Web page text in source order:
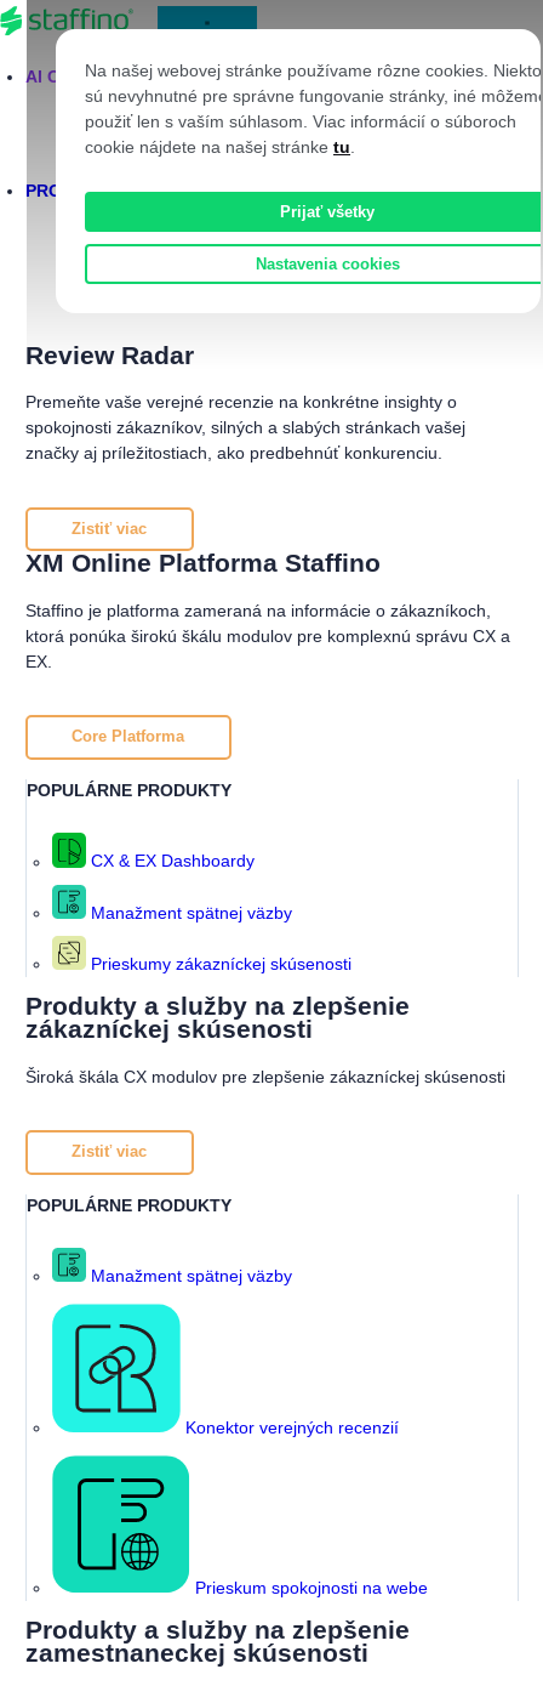
Skip to content
AI CORTEX
PRODUKTY
Close Produkty
Review Radar
Premeňte vaše verejné recenzie na konkrétne insighty o
spokojnosti zákazníkov, silných a slabých stránkach vašej
značky aj príležitostiach, ako predbehnúť konkurenciu.
Zistiť viac
XM Online Platforma Staffino
Staffino je platforma zameraná na informácie o zákazníkoch,
ktorá ponúka širokú škálu modulov pre komplexnú správu CX a
EX.
Core Platforma
POPULÁRNE PRODUKTY
CX & EX Dashboardy
Manažment spätnej väzby
Prieskumy zákazníckej skúsenosti
Produkty a služby na zlepšenie
zákazníckej skúsenosti
Široká škála CX modulov pre zlepšenie zákazníckej skúsenosti
Zistiť viac
POPULÁRNE PRODUKTY
Manažment spätnej väzby
Konektor verejných recenzií
Prieskum spokojnosti na webe
Produkty a služby na zlepšenie
zamestnaneckej skúsenosti
Na našej webovej stránke používame rôzne cookies.
sú nevyhnutné pre správne fungovanie stránky, iné
použiť len s vaším súhlasom. Viac informácií o súboroch
cookie nájdete na našej stránke tu
Prijať všetky
Nastavenia cookies